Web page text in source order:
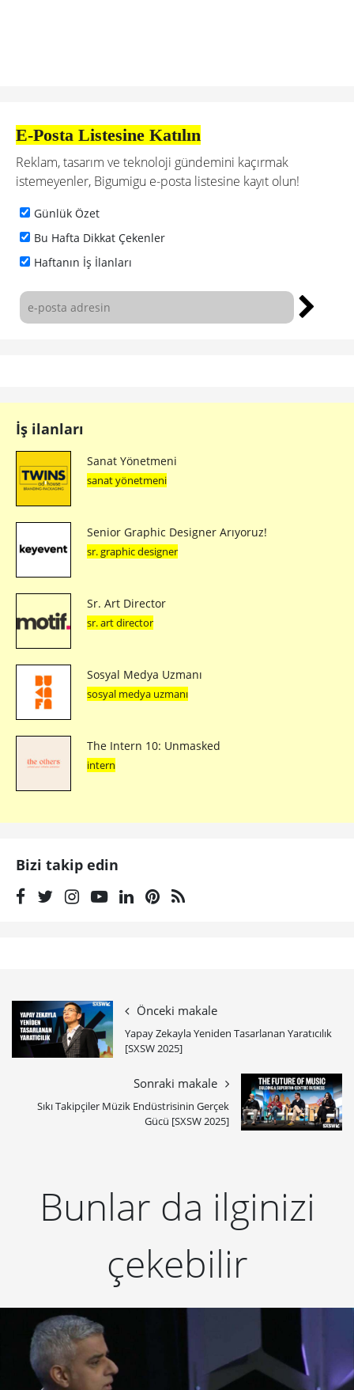
E-Posta Listesine Katılın
Reklam, tasarım ve teknoloji gündemini kaçırmak
istemeyenler, Bigumigu e-posta listesine kayıt olun!
Günlük Özet
Bu Hafta Dikkat Çekenler
Haftanın İş İlanları
İş ilanları
Sanat Yönetmeni
sanat yönetmeni
Senior Graphic Designer Arıyoruz!
sr. graphic designer
Sr. Art Director
sr. art director
Sosyal Medya Uzmanı
sosyal medya uzmanı
The Intern 10: Unmasked
intern
Bizi takip edin
Önceki makale
Yapay Zekayla Yeniden Tasarlanan Yaratıcılık
[SXSW 2025]
Sonraki makale
Sıkı Takipçiler Müzik Endüstrisinin Gerçek
Gücü [SXSW 2025]
Bunlar da ilginizi
çekebilir